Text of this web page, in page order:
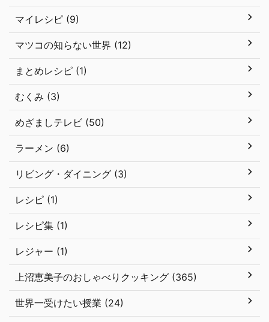
マイレシピ (9)
マツコの知らない世界 (12)
まとめレシピ (1)
むくみ (3)
めざましテレビ (50)
ラーメン (6)
リビング・ダイニング (3)
レシピ (1)
レシピ集 (1)
レジャー (1)
上沼恵美子のおしゃべりクッキング (365)
世界一受けたい授業 (24)